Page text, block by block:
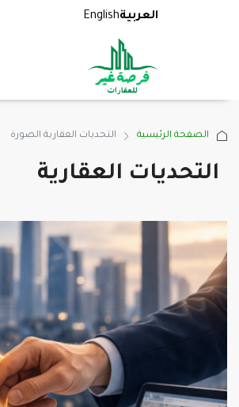
العربيةEnglish
الصفحة الرئيسية ‏التحديات العقارية الصورة
التحديات العقارية